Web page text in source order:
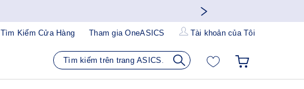
Tìm Kiếm Cửa Hàng Tham gia OneASICS Tài khoản của Tôi